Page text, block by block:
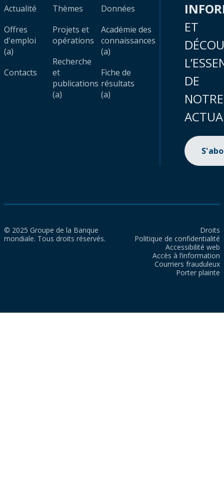
Actualité
Offres
d'emploi
(a)
Contacts
Thèmes
Projets et
opérations
Recherche
et
publications
(a)
Données
Académie des
connaissances
(a)
Fiche de
résultats
(a)
ET
DE
NOTRE
© 2025 Groupe de la Banque
mondiale. Tous droits réservés.
Droits
Politique de confidentialité
Accessibilité web
Accès à l’information
Courriers frauduleux
Porter plainte